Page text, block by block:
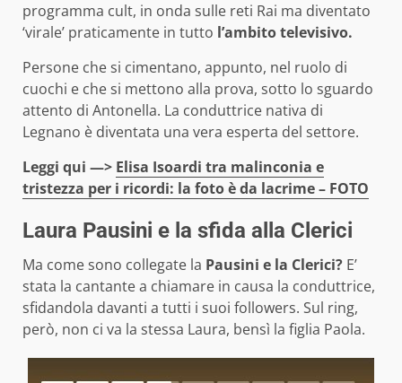
programma cult, in onda sulle reti Rai ma diventato
‘virale’ praticamente in tutto l’ambito televisivo.
Persone che si cimentano, appunto, nel ruolo di
cuochi e che si mettono alla prova, sotto lo sguardo
attento di Antonella. La conduttrice nativa di
Legnano è diventata una vera esperta del settore.
Leggi qui —> Elisa Isoardi tra malinconia e
tristezza per i ricordi: la foto è da lacrime – FOTO
Laura Pausini e la sfida alla Clerici
Ma come sono collegate la Pausini e la Clerici? E’
stata la cantante a chiamare in causa la conduttrice,
sfidandola davanti a tutti i suoi followers. Sul ring,
però, non ci va la stessa Laura, bensì la figlia Paola.